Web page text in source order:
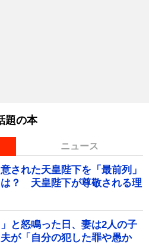
題の本
ニュース
された天皇陛下を「最前列」
？ 天皇陛下が尊敬される理
」と怒鳴った日、妻は2人の子
が「自分の犯した罪や愚か